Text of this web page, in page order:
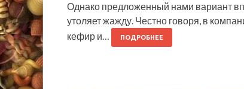
Однако предложенный нами вариант
утоляет жажду. Честно говоря, в
кефир и…
ПОДРОБНЕЕ